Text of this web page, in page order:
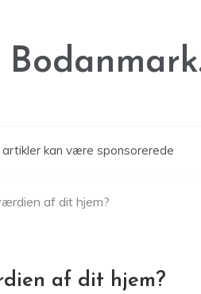
kan være sponsorerede
af dit hjem?
af dit hjem?